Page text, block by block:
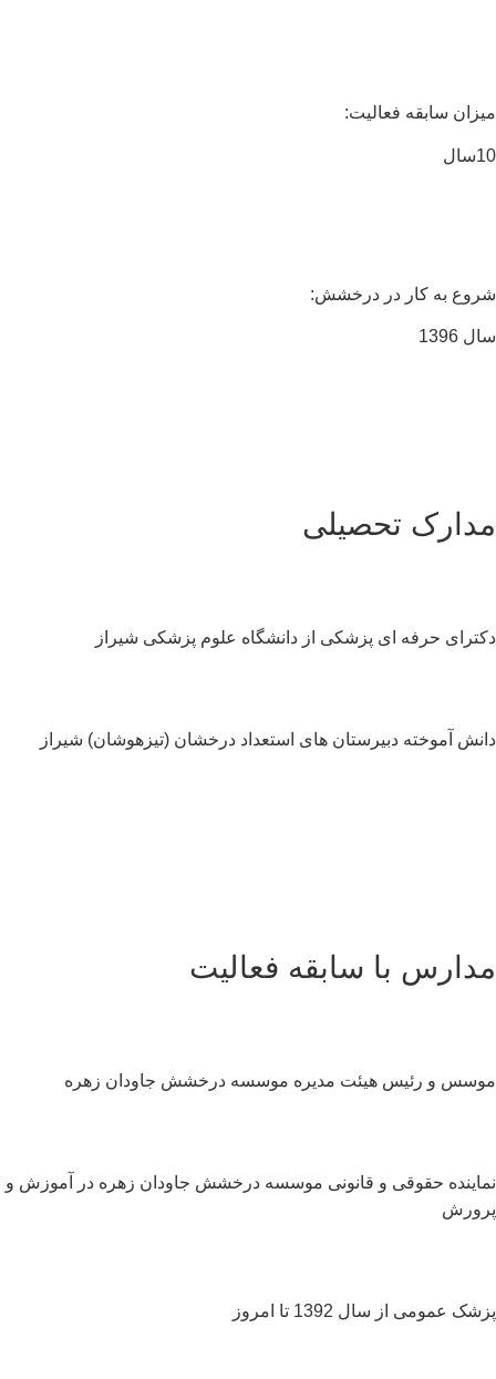
سابقه فعالیت:
به کار در درخشش:
1396
تحصیلی
حرفه ای پزشکی از دانشگاه علوم پزشکی شیراز
آموخته دبیرستان های استعداد درخشان (تیزهوشان) شیراز
با سابقه فعالیت
و رئیس هیئت مدیره موسسه درخشش جاودان زهره
حقوقی و قانونی موسسه درخشش جاودان زهره در آموزش و
عمومی از سال 1392 تا امروز